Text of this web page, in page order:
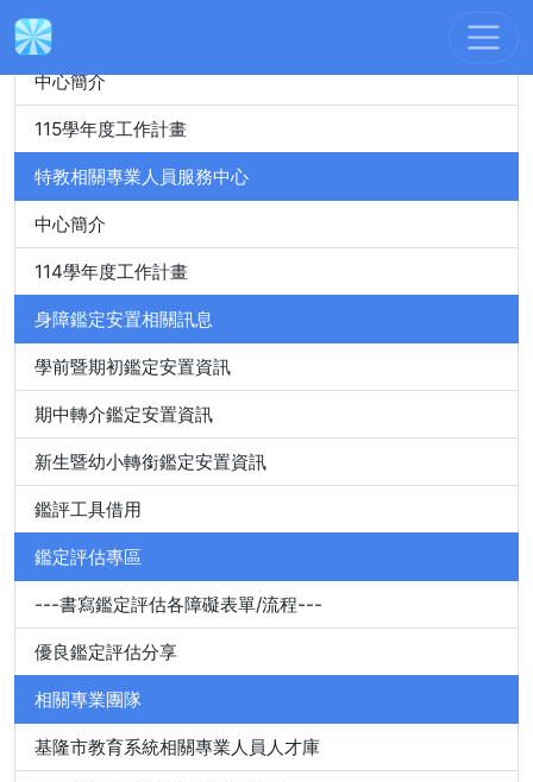
身心障礙特殊教育資源中心
中心簡介
115學年度工作計畫
特教相關專業人員服務中心
中心簡介
114學年度工作計畫
身障鑑定安置相關訊息
學前暨期初鑑定安置資訊
期中轉介鑑定安置資訊
新生暨幼小轉銜鑑定安置資訊
鑑評工具借用
鑑定評估專區
---書寫鑑定評估各障礙表單/流程---
優良鑑定評估分享
相關專業團隊
基隆市教育系統相關專業人員人才庫